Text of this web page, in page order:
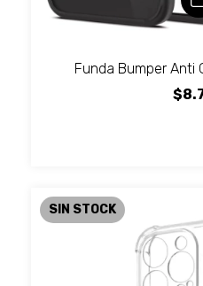
Funda Bumper Anti
SIN STOCK